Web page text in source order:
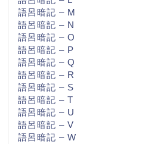
語呂暗記 – M
語呂暗記 – N
語呂暗記 – O
語呂暗記 – P
語呂暗記 – Q
語呂暗記 – R
語呂暗記 – S
語呂暗記 – T
語呂暗記 – U
語呂暗記 – V
語呂暗記 – W